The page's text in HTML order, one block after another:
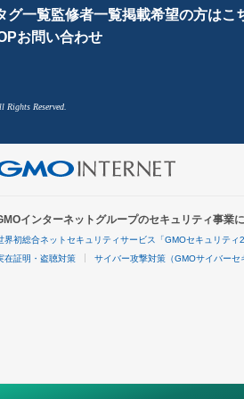
グ一覧監修者一覧掲載希望の方はこ
お問い合わせ
Reserved.
インターネットグループのセキュリティ事業
界初総合ネットセキュリティサービス「GMOセキュリティ
在証明・盗聴対策 サイバー攻撃対策（GMOサイバーセ